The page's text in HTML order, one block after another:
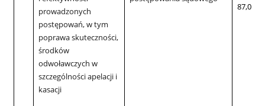
prowadzonych
postępowań, w tym
poprawa skuteczności,
środków
odwoławczych w
szczególności apelacji i
kasacji
87,0